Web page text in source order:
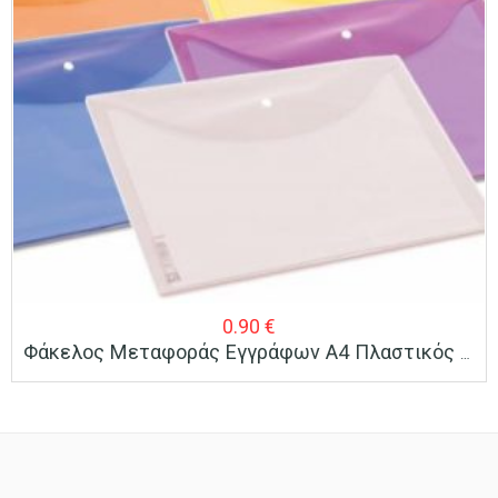
0.90 €